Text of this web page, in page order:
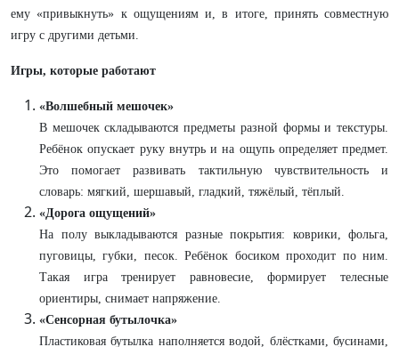
ему «привыкнуть» к ощущениям и, в итоге, принять совместную
игру с другими детьми.
Игры, которые работают
«Волшебный мешочек»
В мешочек складываются предметы разной формы и текстуры.
Ребёнок опускает руку внутрь и на ощупь определяет предмет.
Это помогает развивать тактильную чувствительность и
словарь: мягкий, шершавый, гладкий, тяжёлый, тёплый.
«Дорога ощущений»
На полу выкладываются разные покрытия: коврики, фольга,
пуговицы, губки, песок. Ребёнок босиком проходит по ним.
Такая игра тренирует равновесие, формирует телесные
ориентиры, снимает напряжение.
«Сенсорная бутылочка»
Пластиковая бутылка наполняется водой, блёстками, бусинами,